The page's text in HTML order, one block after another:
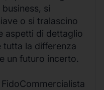
si
o si tralascino
aspetti di dettaglio
tutta la differenza
un futuro incerto.